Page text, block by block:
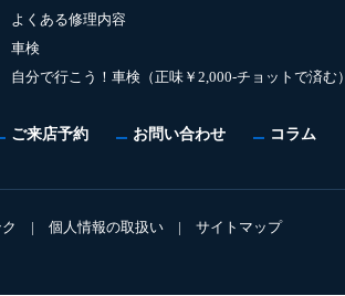
よくある修理内容
車検
自分で行こう！車検（正味￥2,000-チョットで済む）
ご来店予約 お問い合わせ コラム
| 個人情報の取扱い | サイトマップ